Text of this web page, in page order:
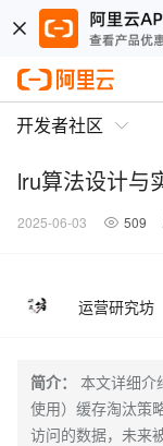
开发者社区
lru算法设计与
2025-06-03 509
运营研究坊
简介：
本文详细介
使用）缓存淘汰策
访问的数据，未来